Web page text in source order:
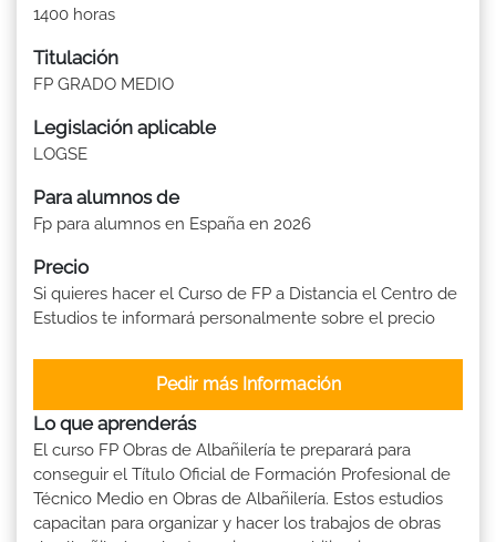
1400 horas
Titulación
FP GRADO MEDIO
Legislación aplicable
LOGSE
Para alumnos de
Fp para alumnos en España en 2026
Precio
Si quieres hacer el Curso de FP a Distancia el Centro de
Estudios te informará personalmente sobre el precio
Pedir más Información
Lo que aprenderás
El curso FP Obras de Albañilería te preparará para
conseguir el Título Oficial de Formación Profesional de
Técnico Medio en Obras de Albañilería. Estos estudios
capacitan para organizar y hacer los trabajos de obras